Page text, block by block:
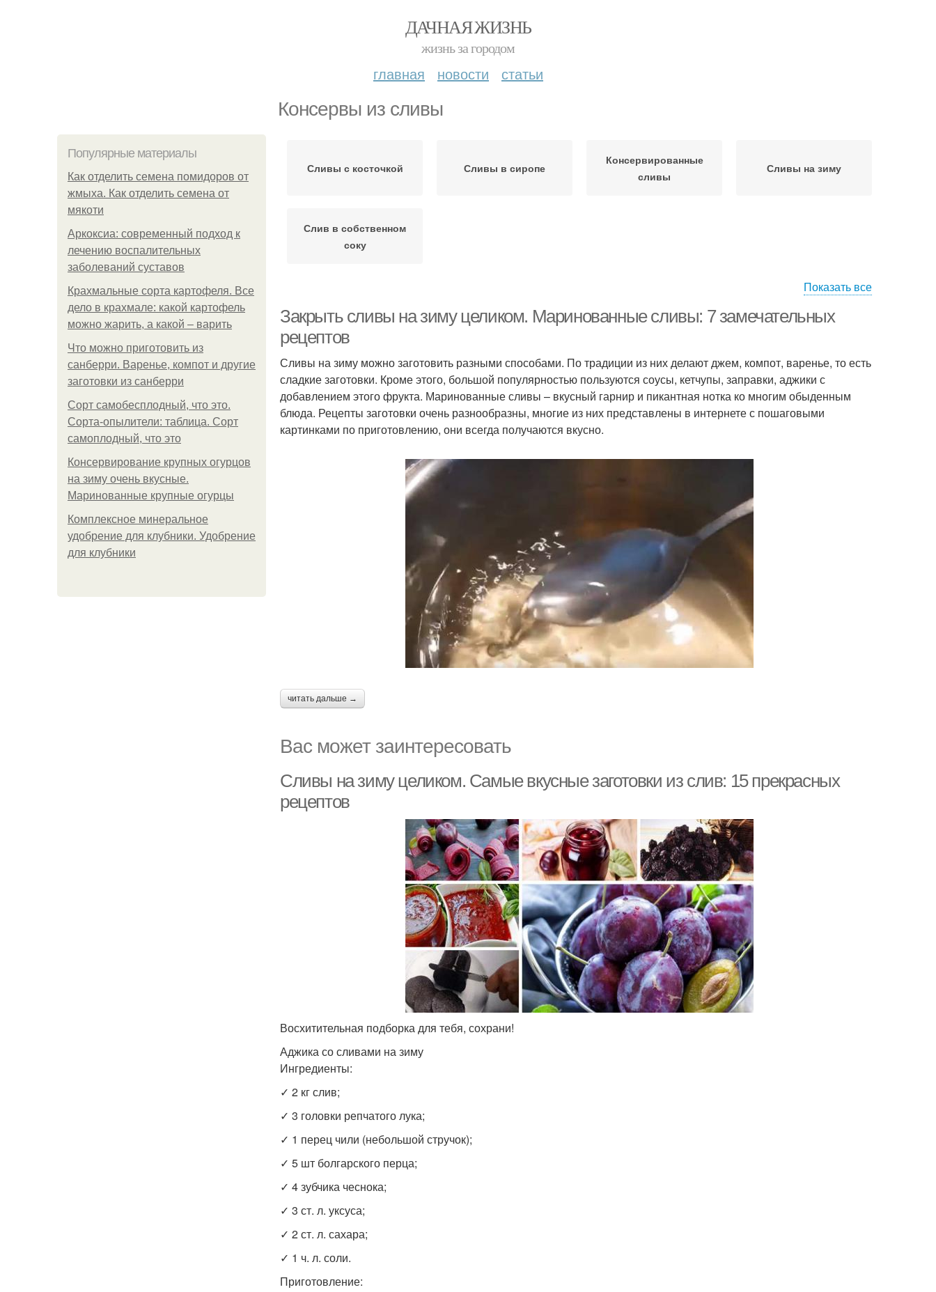
ДАЧНАЯ ЖИЗНЬ
жизнь за городом
главная новости статьи
Консервы из сливы
Популярные материалы
Как отделить семена помидоров от
жмыха. Как отделить семена от
мякоти
Аркоксиа: современный подход к
лечению воспалительных
заболеваний суставов
Крахмальные сорта картофеля. Все
дело в крахмале: какой картофель
можно жарить, а какой – варить
Что можно приготовить из
санберри. Варенье, компот и другие
заготовки из санберри
Сорт самобесплодный, что это.
Сорта-опылители: таблица. Сорт
самоплодный, что это
Консервирование крупных огурцов
на зиму очень вкусные.
Маринованные крупные огурцы
Комплексное минеральное
удобрение для клубники. Удобрение
для клубники
Сливы с косточкой Сливы в сиропе
Консервированные
сливы
Сливы на зиму
Слив в собственном
соку
Показать все
Закрыть сливы на зиму целиком. Маринованные сливы: 7 замечательных
рецептов
Сливы на зиму можно заготовить разными способами. По традиции из них делают джем, компот, варенье, то есть
сладкие заготовки. Кроме этого, большой популярностью пользуются соусы, кетчупы, заправки, аджики с
добавлением этого фрукта. Маринованные сливы – вкусный гарнир и пикантная нотка ко многим обыденным
блюда. Рецепты заготовки очень разнообразны, многие из них представлены в интернете с пошаговыми
картинками по приготовлению, они всегда получаются вкусно.
читать дальше →
Вас может заинтересовать
Сливы на зиму целиком. Самые вкусные заготовки из слив: 15 прекрасных
рецептов
Восхитительная подборка для тебя, сохрани!
Аджика со сливами на зиму
Ингредиенты:
✓ 2 кг слив;
✓ 3 головки репчатого лука;
✓ 1 перец чили (небольшой стручок);
✓ 5 шт болгарского перца;
✓ 4 зубчика чеснока;
✓ 3 ст. л. уксуса;
✓ 2 ст. л. сахара;
✓ 1 ч. л. соли.
Приготовление: